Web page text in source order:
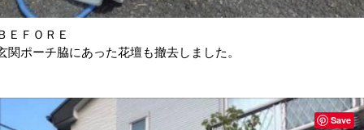
ＥＦＯＲＥ
関ポーチ脇にあった花壇も撤去しました。
Save